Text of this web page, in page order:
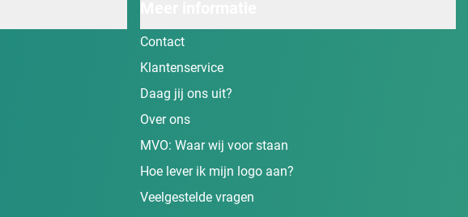
Contact
Klantenservice
Daag jij ons uit?
Over ons
MVO: Waar wij voor staan
Hoe lever ik mijn logo aan?
Veelgestelde vragen